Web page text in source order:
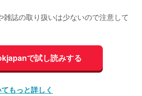
雑誌の取り扱いは少ないので注意して
で試し読みする
もっと詳しく